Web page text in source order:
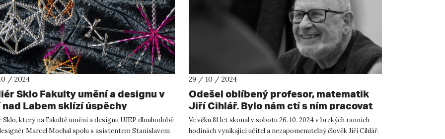
/ 2024
Sklo Fakulty umění a designu v
nad Labem sklízí úspěchy
Sklo, který na Fakultě umění a designu UJEP dlouhodobě
Marcel Mochal spolu s asistentem Stanislavem
29 / 10 / 2024
Odešel oblíbený profesor, matematik
Jiří Cihlář. Bylo nám ctí s ním pracovat
Ve věku 81 let skonal v sobotu 26. 10. 2024 v brzkých ranních
hodinách vynikající učitel a nezapomenutelný člověk Jiří Cihlář.